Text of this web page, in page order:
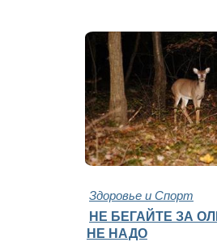
Здоровье и Спорт
НЕ БЕГАЙТЕ ЗА
НЕ НАДО